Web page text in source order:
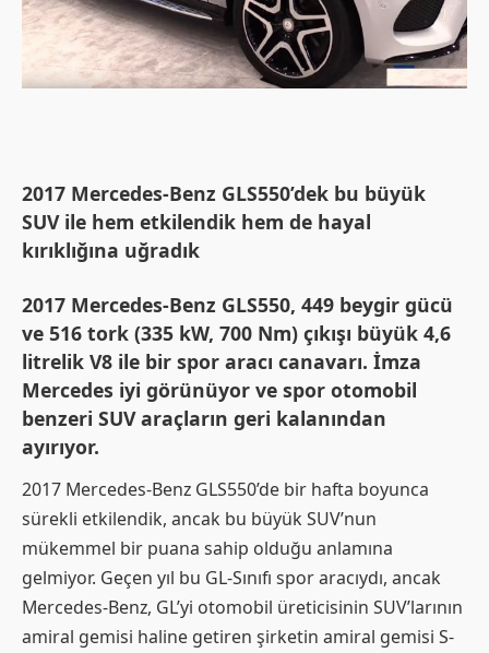
2017 Mercedes-Benz GLS550’dek bu büyük
SUV ile hem etkilendik hem de hayal
kırıklığına uğradık
2017 Mercedes-Benz GLS550, 449 beygir gücü
ve 516 tork (335 kW, 700 Nm) çıkışı büyük 4,6
litrelik V8 ile bir spor aracı canavarı. İmza
Mercedes iyi görünüyor ve spor otomobil
benzeri SUV araçların geri kalanından
ayırıyor.
2017 Mercedes-Benz GLS550’de bir hafta boyunca
sürekli etkilendik, ancak bu büyük SUV’nun
mükemmel bir puana sahip olduğu anlamına
gelmiyor. Geçen yıl bu GL-Sınıfı spor aracıydı, ancak
Mercedes-Benz, GL’yi otomobil üreticisinin SUV’larının
amiral gemisi haline getiren şirketin amiral gemisi S-